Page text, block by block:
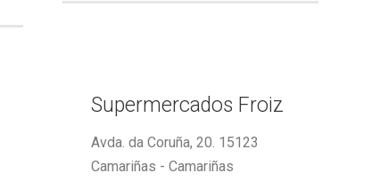
Supermercados Froiz
Avda. da Coruña, 20. 15123
Camariñas - Camariñas